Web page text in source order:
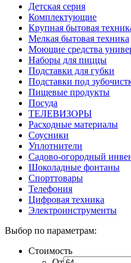
Детская серия
Комплектующие
Крупная бытовая
Мелкая бытовая техника
Моющие средства
Наборы для пиццы
Подставки для губки
Подставки под
Пищевые продукты
Посуда
ТЕЛЕВИЗОРЫ
Расходные материалы
Соусники
Уплотнители
Садово-огородный
Шоколадные фонтаны
Спорттовары
Телефония
Цифровая техника
Электроинструменты
Выбор по параметрам:
Стоимость